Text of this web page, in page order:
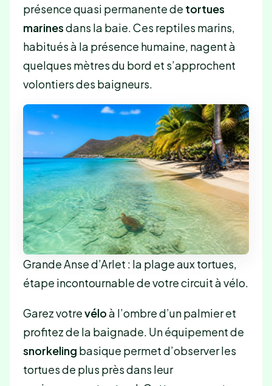
présence quasi permanente de tortues
marinesdans la baie. Ces reptiles marins,
habitués à la présence humaine, nagent à
quelques mètres du bord et s’approchent
volontiers des baigneurs.
Grande Anse d’Arlet : la plage aux tortues,
étape incontournable de votre circuit à vélo.
Garez votrevéloà l’ombre d’un palmier et
profitez de la baignade. Un équipement de
snorkeling basique permet d’observer les
tortues de plus près dans leur